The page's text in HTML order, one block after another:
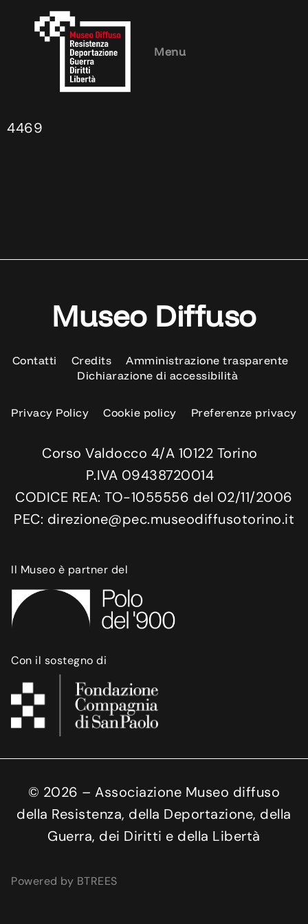
Menu
4469
Museo Diffuso
Contatti Credits
Amministrazione trasparente
Dichiarazione di accessibilità
Privacy Policy Cookie policy Preferenze privacy
Corso Valdocco 4/A 10122 Torino
P.IVA 09438720014
CODICE REA: TO-1055556 del 02/11/2006
PEC: direzione@pec.museodiffusotorino.it
Il Museo è partner del
Con il sostegno di
© 2026 – Associazione Museo diffuso
della Resistenza, della Deportazione, della
Guerra, dei Diritti e della Libertà
Powered by BTREES